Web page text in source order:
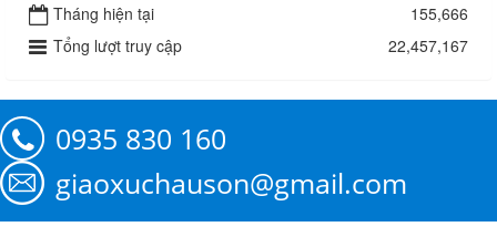
Tháng hiện tại
155,666
Tổng lượt truy cập
22,457,167
0935 830 160
giaoxuchauson@gmail.com